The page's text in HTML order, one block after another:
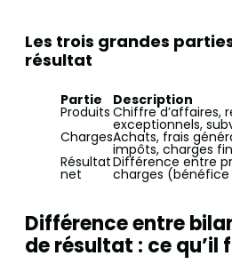
Les trois grandes
résultat
Partie Description
Produits Chiffre d’affaires,
exceptionnels,
ChargesAchats, frais
impôts, charges
Résultat
net
Différence entre
charges
Différence entre
de résultat : ce qu’il